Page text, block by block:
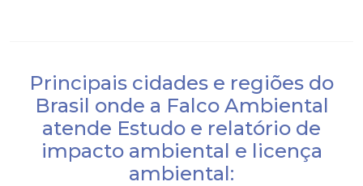
Principais cidades e regiões do
Brasil onde a Falco Ambiental
atende Estudo e relatório de
impacto ambiental e licença
ambiental: